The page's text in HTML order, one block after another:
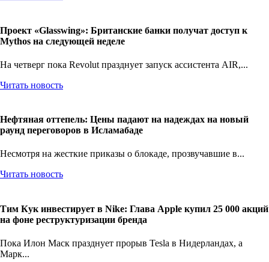
Проект «Glasswing»: Британские банки получат доступ к
Mythos на следующей неделе
На четверг пока Revolut празднует запуск ассистента AIR,...
Читать новость
Нефтяная оттепель: Цены падают на надеждах на новый
раунд переговоров в Исламабаде
Несмотря на жесткие приказы о блокаде, прозвучавшие в...
Читать новость
Тим Кук инвестирует в Nike: Глава Apple купил 25 000 акций
на фоне реструктуризации бренда
Пока Илон Маск празднует прорыв Tesla в Нидерландах, а
Марк...